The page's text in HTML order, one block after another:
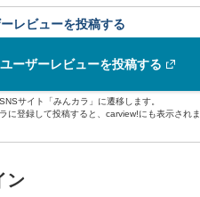
レビューを投稿する
ユーザーレビューを投稿する
サイト「みんカラ」に遷移します。
に登録して投稿すると、carview!にも表示されま
ン